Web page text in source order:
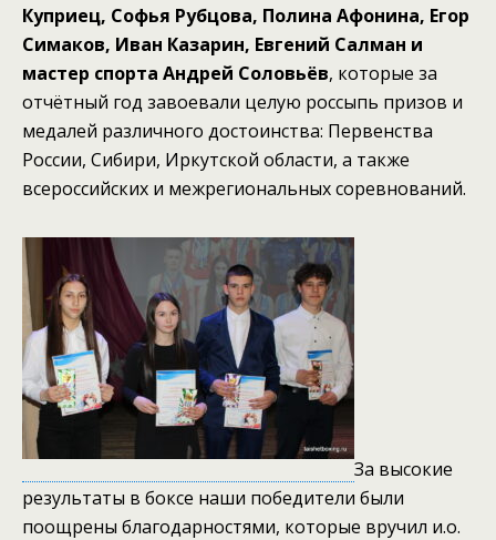
Куприец, Софья Рубцова, Полина Афонина, Егор
Симаков, Иван Казарин, Евгений Салман и
мастер спорта Андрей Соловьёв, которые за
отчётный год завоевали целую россыпь призов и
медалей различного достоинства: Первенства
России, Сибири, Иркутской области, а также
всероссийских и межрегиональных соревнований.
За высокие
результаты в боксе наши победители были
поощрены благодарностями, которые вручил и.о.